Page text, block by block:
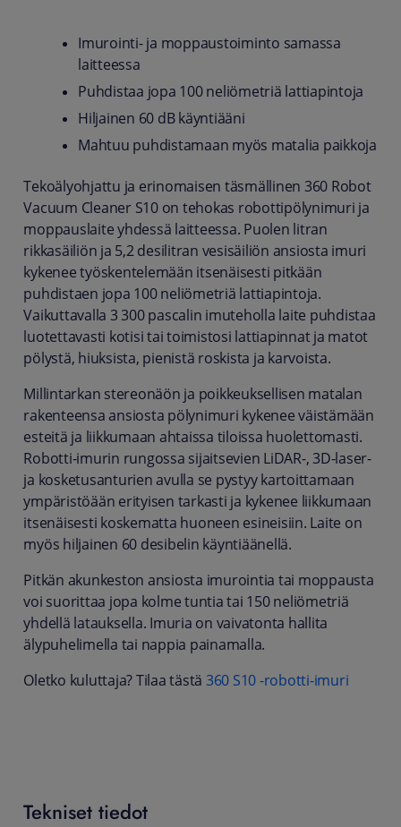
Imurointi- ja moppaustoiminto samassa
laitteessa
Puhdistaa jopa 100 neliömetriä lattiapintoja
Hiljainen 60 dB käyntiääni
Mahtuu puhdistamaan myös matalia paikkoja
Tekoälyohjattu ja erinomaisen täsmällinen 360 Robot
Vacuum Cleaner S10 on tehokas robottipölynimuri ja
moppauslaite yhdessä laitteessa. Puolen litran
rikkasäiliön ja 5,2 desilitran vesisäiliön ansiosta imuri
kykenee työskentelemään itsenäisesti pitkään
puhdistaen jopa 100 neliömetriä lattiapintoja.
Vaikuttavalla 3 300 pascalin imuteholla laite puhdistaa
luotettavasti kotisi tai toimistosi lattiapinnat ja matot
pölystä, hiuksista, pienistä roskista ja karvoista.
Millintarkan stereonäön ja poikkeuksellisen matalan
rakenteensa ansiosta pölynimuri kykenee väistämään
esteitä ja liikkumaan ahtaissa tiloissa huolettomasti.
Robotti-imurin rungossa sijaitsevien LiDAR-, 3D-laser-
ja kosketusanturien avulla se pystyy kartoittamaan
ympäristöään erityisen tarkasti ja kykenee liikkumaan
itsenäisesti koskematta huoneen esineisiin. Laite on
myös hiljainen 60 desibelin käyntiäänellä.
Pitkän akunkeston ansiosta imurointia tai moppausta
voi suorittaa jopa kolme tuntia tai 150 neliömetriä
yhdellä latauksella. Imuria on vaivatonta hallita
älypuhelimella tai nappia painamalla.
Oletko kuluttaja? Tilaa tästä 360 S10 -robotti-imuri
Tekniset tiedot